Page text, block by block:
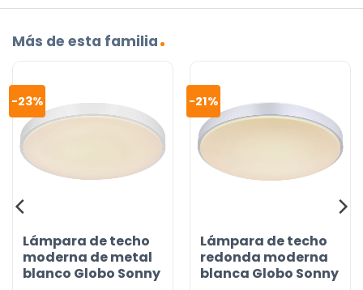
Más de esta familia
-23%
Lámpara de techo
moderna de metal
blanco Globo Sonny
-21%
Lámpara de techo
redonda moderna
blanca Globo Sonny